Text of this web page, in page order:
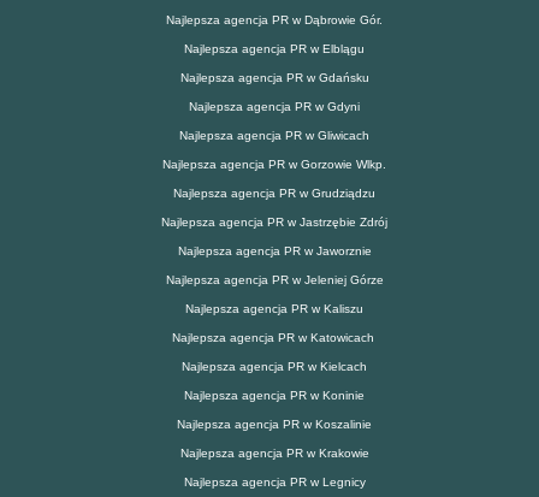
Najlepsza agencja PR w Dąbrowie Gór.
Najlepsza agencja PR w Elblągu
Najlepsza agencja PR w Gdańsku
Najlepsza agencja PR w Gdyni
Najlepsza agencja PR w Gliwicach
Najlepsza agencja PR w Gorzowie Wlkp.
Najlepsza agencja PR w Grudziądzu
Najlepsza agencja PR w Jastrzębie Zdrój
Najlepsza agencja PR w Jaworznie
Najlepsza agencja PR w Jeleniej Górze
Najlepsza agencja PR w Kaliszu
Najlepsza agencja PR w Katowicach
Najlepsza agencja PR w Kielcach
Najlepsza agencja PR w Koninie
Najlepsza agencja PR w Koszalinie
Najlepsza agencja PR w Krakowie
Najlepsza agencja PR w Legnicy